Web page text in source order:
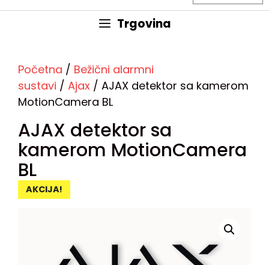
Trgovina
Početna / Bežični alarmni
sustavi / Ajax / AJAX detektor sa kamerom
MotionCamera BL
AJAX detektor sa
kamerom MotionCamera
BL
AKCIJA!